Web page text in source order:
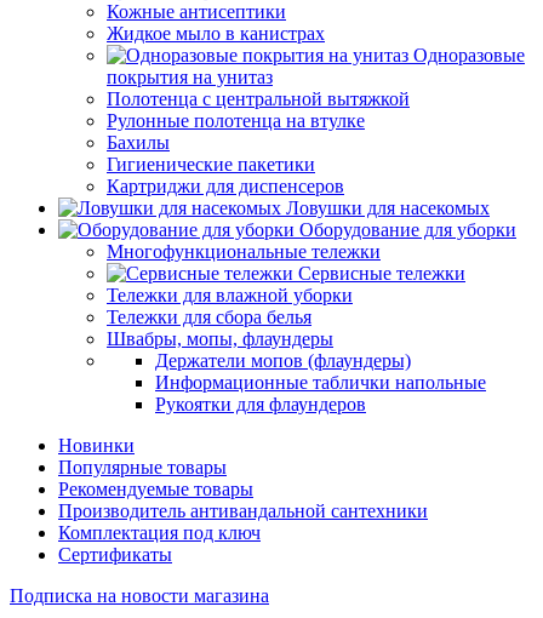
Кожные антисептики
Жидкое мыло в канистрах
Одноразовые
покрытия на унитаз
Полотенца с центральной вытяжкой
Рулонные полотенца на втулке
Бахилы
Гигиенические пакетики
Картриджи для диспенсеров
Ловушки для насекомых
Оборудование для уборки
Многофункциональные тележки
Сервисные тележки
Тележки для влажной уборки
Тележки для сбора белья
Швабры, мопы, флаундеры
Держатели мопов (флаундеры)
Информационные таблички напольные
Рукоятки для флаундеров
Новинки
Популярные товары
Рекомендуемые товары
Производитель антивандальной сантехники
Комплектация под ключ
Сертификаты
Подписка на новости магазина